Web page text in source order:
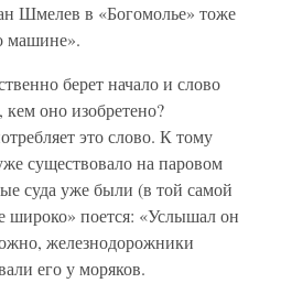
Шмелев в «Богомолье» тоже
машине».
берет начало и слово
оно изобретено?
это слово. К тому
существовало на паровом
суда уже были (в той самой
широко» поется: «Услышал он
железнодорожники
его у моряков.